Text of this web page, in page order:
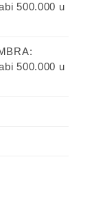
500.000 u
500.000 u